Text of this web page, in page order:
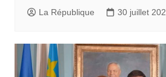
La République 30 juillet